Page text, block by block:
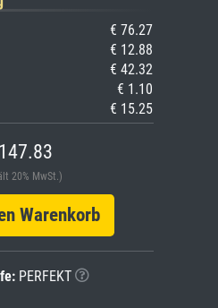
€ 76.27
€ 12.88
€ 42.32
€ 1.10
€ 15.25
20% MwSt.)
Warenkorb
PERFEKT